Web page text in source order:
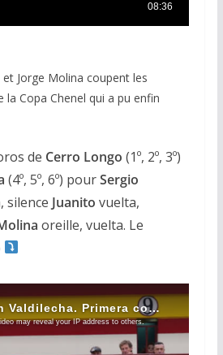
Jorge Molina coupent les
la Copa Chenel qui a pu enfin
de Cerro Longo (1º, 2º, 3º)
(4º, 5º, 6º) pourSergio
silence Juanito vuelta,
oreille, vuelta. Le